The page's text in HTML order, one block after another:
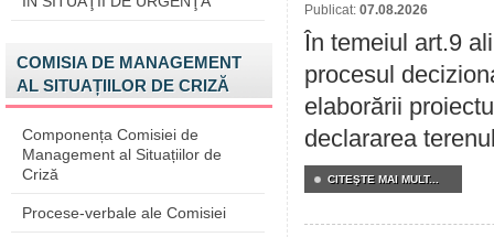
COMISIA DE MANAGEMENT
AL SITUAȚIILOR DE CRIZĂ
Componența Comisiei de
Management al Situațiilor de
Criză
Procese-verbale ale Comisiei
Publicat: 07.08.2026
În temeiul art.9
procesul
elaborării
declararea
CITEŞTE MAI MULT...